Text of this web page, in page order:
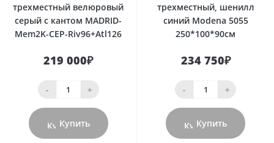
трехместный велюровый
серый с кантом MADRID-
Mem2K-СЕР-Riv96+Atl126
219 000₽
- +
Купить
трехместный, шенилл
синий Modenа 5055
250*100*90см
234 750₽
- +
Купить